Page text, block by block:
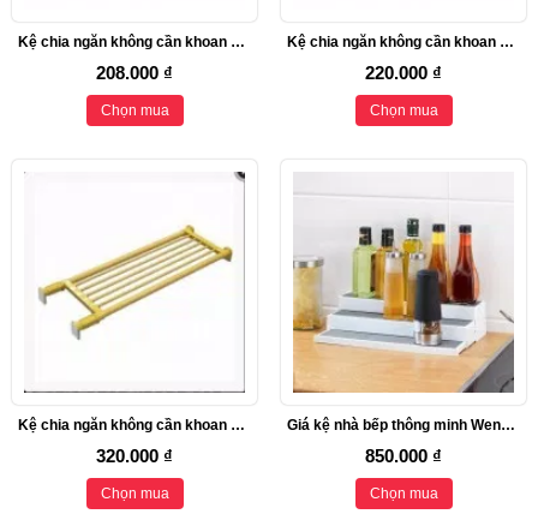
Kệ chia ngăn không cần khoan vít Heian, 65cm kéo dài 93cm (M3)
208.000 ₫
Chọn mua
Kệ chia ngăn không cần khoan vít Heian 63cm kéo dài 93cm (M5)
220.000 ₫
Chọn mua
Kệ chia ngăn không cần khoan vít Heian màu nâu, 73cm kéo dài 112cm (M1)
320.000 ₫
Chọn mua
Giá kệ nhà bếp thông minh Wenko 3 tầng
850.000 ₫
Chọn mua